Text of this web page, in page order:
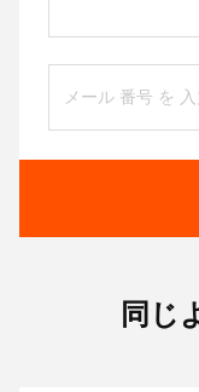
同じ